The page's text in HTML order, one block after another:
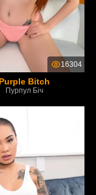
16304
Purple Bitch
Пурпул Біч